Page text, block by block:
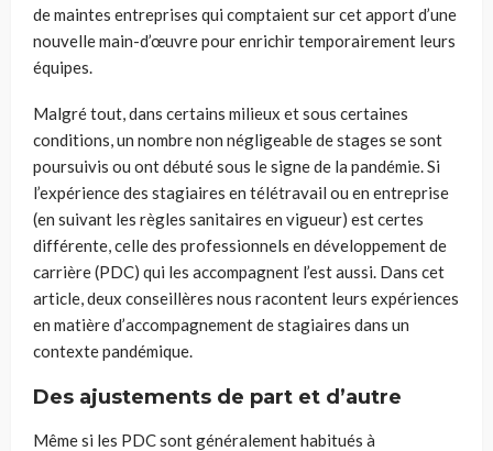
de maintes entreprises qui comptaient sur cet apport d’une
nouvelle main-d’œuvre pour enrichir temporairement leurs
équipes.
Malgré tout, dans certains milieux et sous certaines
conditions, un nombre non négligeable de stages se sont
poursuivis ou ont débuté sous le signe de la pandémie. Si
l’expérience des stagiaires en télétravail ou en entreprise
(en suivant les règles sanitaires en vigueur) est certes
différente, celle des professionnels en développement de
carrière (PDC) qui les accompagnent l’est aussi. Dans cet
article, deux conseillères nous racontent leurs expériences
en matière d’accompagnement de stagiaires dans un
contexte pandémique.
Des ajustements de part et d’autre
Même si les PDC sont généralement habitués à